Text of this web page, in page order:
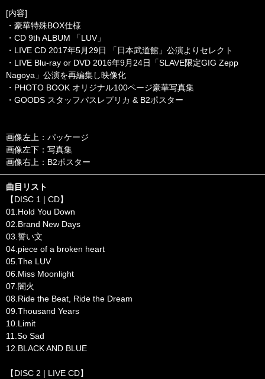
[内容]
・豪華特殊BOX仕様
・CD 9th ALBUM 「LUV」
・LIVE CD 2017年5月29日 「日本武道館」公演よりセレクト
・LIVE Blu-ray or DVD 2016年9月24日「SLAVE限定GIG Zepp
Nagoya」公演を再編集し映像化
・PHOTO BOOK オリジナル100ページ豪華写真集
・GOODS スタッフパスレプリカ & B2ポスター
画像左上：パッケージ
画像左下：写真集
画像右上：B2ポスター
曲目リスト
【DISC 1 | CD】
01.Hold You Down
02.Brand New Days
03.誓い文
04.piece of a broken heart
05.The LUV
06.Miss Moonlight
07.闇火
08.Ride the Beat, Ride the Dream
09.Thousand Years
10.Limit
11.So Sad
12.BLACK AND BLUE
【DISC 2 | LIVE CD】